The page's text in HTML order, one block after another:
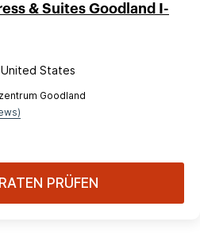
& Suites Goodland I-
States
Goodland
PRÜFEN